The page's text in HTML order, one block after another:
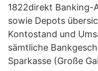
1822direkt Banking-
sowie Depots
Kontostand und
sämtliche
Sparkasse (Große